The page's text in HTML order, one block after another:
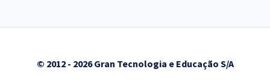
© 2012 - 2026 Gran Tecnologia e Educação S/A